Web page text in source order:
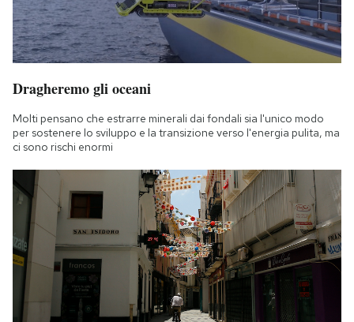
Dragheremo gli oceani
Molti pensano che estrarre minerali dai fondali sia l'unico modo
per sostenere lo sviluppo e la transizione verso l'energia pulita, ma
ci sono rischi enormi